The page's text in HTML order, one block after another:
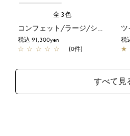
全3色
コンフェット/ラージ/シルバーゴールド
税込 91,300yen
☆ ☆ ☆ ☆ ☆ (0件)
税
★